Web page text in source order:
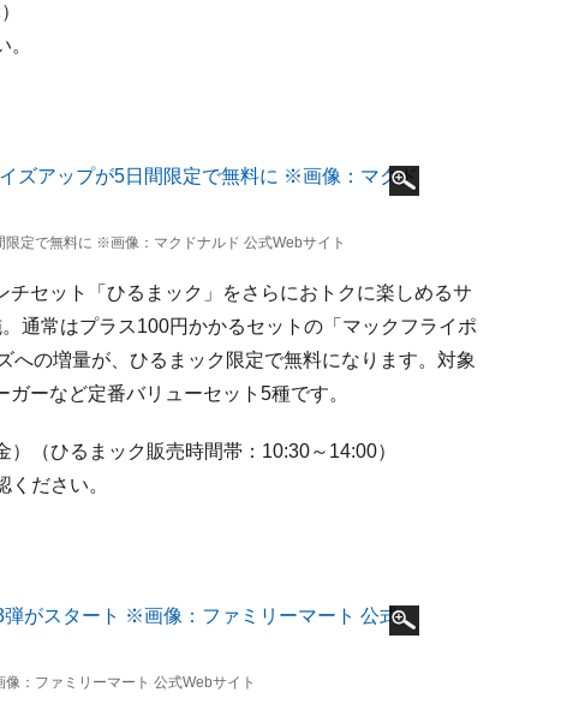
定で無料に ※画像：マクドナルド 公式Webサイト
セット「ひるまック」をさらにおトクに楽しめるサ
通常はプラス100円かかるセットの「マックフライポ
への増量が、ひるまック限定で無料になります。対象
ーなど定番バリューセット5種です。
（ひるまック販売時間帯：10:30～14:00）
ください。
：ファミリーマート 公式Webサイト